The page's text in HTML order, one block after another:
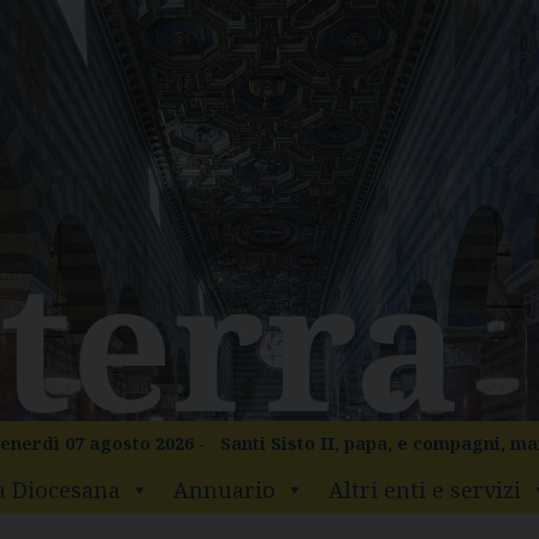
07 agosto 2026 - Santi Sisto II, papa, e compagni,
Diocesana Annuario Altri enti e servizi